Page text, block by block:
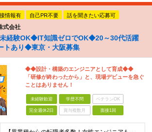
情報有 自己PR不要 話を聞きたい応募可
式会社
経験OK◆IT知識ゼロでOK◆20～30代活躍
あり◆東京・大阪募集
◆◆設計・構築のエンジニアとして育成◆◆
「研修が終わったから」と、現場デビューを急ぐ
ことはありません！
未経験歓迎 学歴不問 ベテランOK
完全週休2日 賞与複数月 面接1回